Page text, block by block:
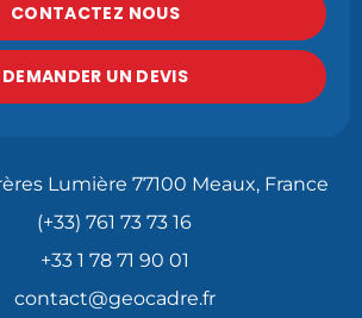
CONTACTEZ NOUS
DEMANDER UN DEVIS
Lumière 77100 Meaux, France
(+33) 761 73 73 16
+33 1 78 71 90 01
contact@geocadre.fr